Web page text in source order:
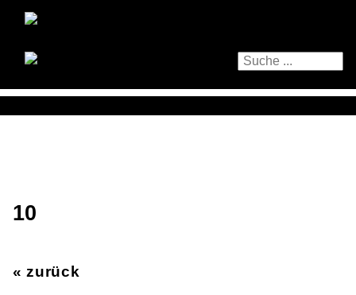
10
« zurück